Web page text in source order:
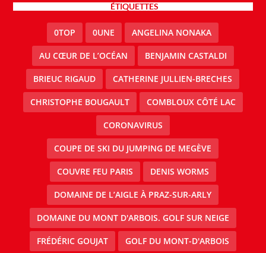
ÉTIQUETTES
0TOP 0UNE ANGELINA NONAKA
AU CŒUR DE L’OCÉAN BENJAMIN CASTALDI
BRIEUC RIGAUD CATHERINE JULLIEN-BRECHES
CHRISTOPHE BOUGAULT COMBLOUX CÔTÉ LAC
CORONAVIRUS
COUPE DE SKI DU JUMPING DE MEGÈVE
COUVRE FEU PARIS DENIS WORMS
DOMAINE DE L’AIGLE À PRAZ-SUR-ARLY
DOMAINE DU MONT D'ARBOIS. GOLF SUR NEIGE
FRÉDÉRIC GOUJAT GOLF DU MONT-D'ARBOIS